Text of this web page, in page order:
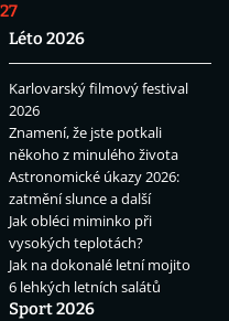
Léto 2026
Karlovarský filmový festival
2026
Znamení, že jste potkali
někoho z minulého života
Astronomické úkazy 2026:
zatmění slunce a další
Jak obléci miminko při
vysokých teplotách?
Jak na dokonalé letní mojito
6 lehkých letních salátů
Sport 2026